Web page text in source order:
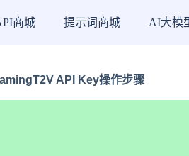
商城 提示词商城 AI大模
API Key操作步骤